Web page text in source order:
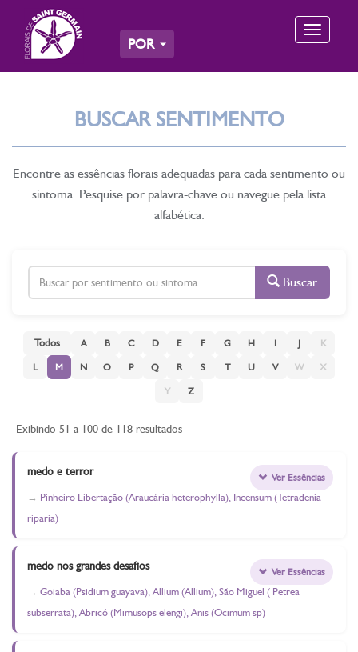
Toggle
POR
BUSCAR SENTIMENTO
Encontre as essências florais adequadas para cada sentimento ou
sintoma. Pesquise por palavra-chave ou navegue pela lista
alfabética.
Buscar
Todos A B C D E F G H I J K
L M N O P Q R S T U V W X
Y Z
Exibindo 51 a 100 de 118 resultados
medo e terror
Pinheiro Libertação (Araucária heterophylla), Incensum (Tetradenia
riparia)
Ver Essências
medo nos grandes desafios
Goiaba (Psidium guayava), Allium (Allium), São Miguel ( Petrea
subserrata), Abricó (Mimusops elengi), Anis (Ocimum sp)
Ver Essências